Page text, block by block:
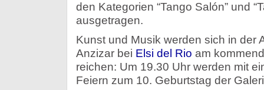
den Kategorien “Tango Salón” und
ausgetragen.
Kunst und Musik werden sich in der
Anzizar bei Elsi del Rio am
reichen: Um 19.30 Uhr werden mit
Feiern zum 10. Geburtstag der